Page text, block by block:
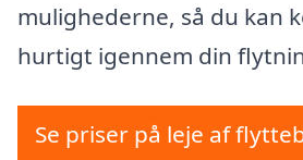
mulighederne, så du kan
hurtigt igennem din
Se priser på leje af